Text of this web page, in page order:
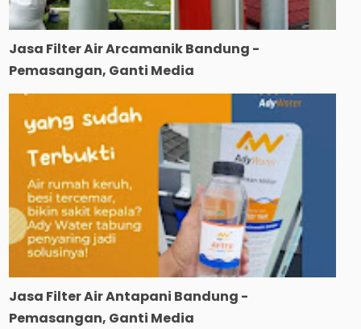
Jasa Filter Air Arcamanik Bandung -
Pemasangan, Ganti Media
Jasa Filter Air Antapani Bandung -
Pemasangan, Ganti Media